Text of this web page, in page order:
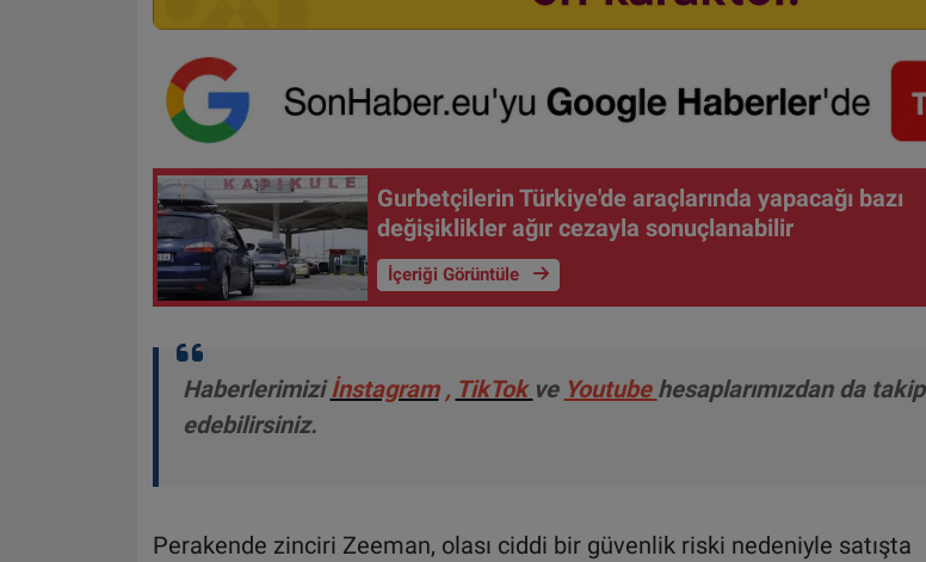
Gurbetçilerin Türkiye'de araçlarında yapacağı bazı
değişiklikler ağır cezayla sonuçlanabilir
İçeriği Görüntüle
Haberlerimiziİnstagram , TikTok ve Youtube hesaplarımızdan da takip
edebilirsiniz.
Perakende zinciri Zeeman, olası ciddi bir güvenlik riski nedeniyle satışta